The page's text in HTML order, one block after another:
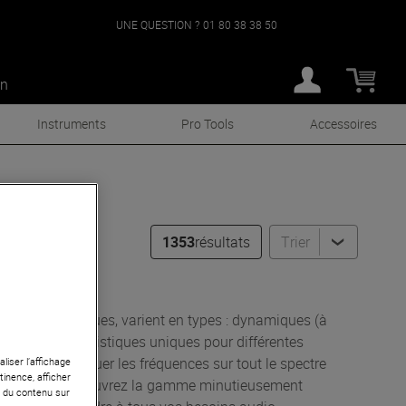
UNE QUESTION ? 01 80 38 38 50
Instruments Pro Tools Accessoires
1353résultats Trier
Stock !
électriques, varient en types : dynamiques (à
des caractéristiques uniques pour différentes
restituer les fréquences sur tout le spectre
aigus. Découvrez la gamme minutieusement
l’affichage
afficher
contenu sur